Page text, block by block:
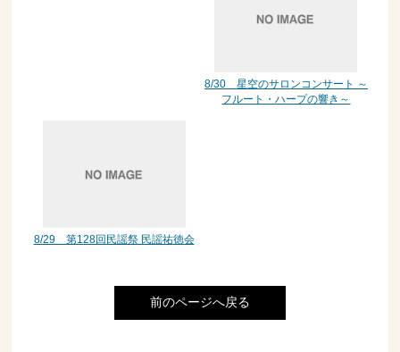
8/30 星空のサロンコンサート ～
フルート・ハープの響き～
8/29 第128回民謡祭 民謡祐徳会
前のページへ戻る